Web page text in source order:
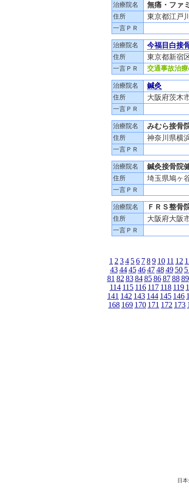
治療院名 無痛・ファ
住所 東京都江戸
一言ＰＲ
治療院名 今福目白接
住所 東京都新宿
一言ＰＲ 交通事故治
治療院名 鍼灸
住所 大阪府茨木
一言ＰＲ
治療院名 みむら接骨
住所 神奈川県横
一言ＰＲ
治療院名 鍼灸接骨院
住所 埼玉県鳩ヶ
一言ＰＲ
治療院名 ＦＲＳ整骨
住所 大阪府大阪
一言ＰＲ
1 2 34 56 789 10 11 12
43 44 45 46 47 48 49 50
81 82 83 84 85 86 87 88 89
114 115 116 117 118 119
141 142 143 144 145 146
168 169 170 171 172 173
日